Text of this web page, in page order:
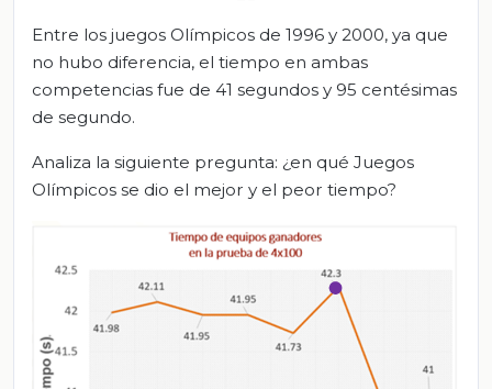
Entre los juegos Olímpicos de 1996 y 2000, ya que
no hubo diferencia, el tiempo en ambas
competencias fue de 41 segundos y 95 centésimas
de segundo.
Analiza la siguiente pregunta: ¿en qué Juegos
Olímpicos se dio el mejor y el peor tiempo?